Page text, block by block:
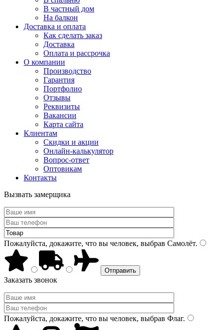
В частный дом
На балкон
Доставка и оплата
Как сделать заказ
Доставка
Оплата и рассрочка
О компании
Производство
Гарантия
Портфолио
Отзывы
Реквизиты
Вакансии
Карта сайта
Клиентам
Скидки и акции
Онлайн-калькулятор
Вопрос-ответ
Оптовикам
Контакты
Вызвать замерщика
Пожалуйста, докажите, что вы человек, выбрав Самолёт.
Заказать звонок
Пожалуйста, докажите, что вы человек, выбрав Флаг.